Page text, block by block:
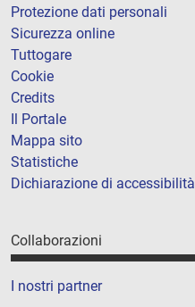
Protezione dati personali
Sicurezza online
Tuttogare
Cookie
Credits
Il Portale
Mappa sito
Statistiche
Dichiarazione di accessibilità
Collaborazioni
I nostri partner